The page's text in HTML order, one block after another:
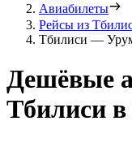
Авиабилеты
Рейсы из
Тбилиси —
Дешёвые
Тбилиси